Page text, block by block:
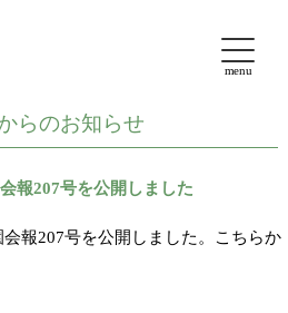
らのお知らせ
報207号を公開しました
会報207号を公開しました。こちらか